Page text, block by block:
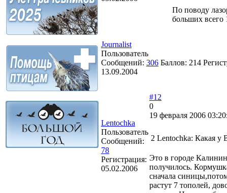
По поводу
больших всего
Journalist
Пользователь
Сообщений: 306 Баллов: 214
13.09.2004
Lentochka
Пользователь
Сообщений:
78
Регистрация:
05.02.2006
#12
0
19 февраля 2006
2 Lentochka: Какая у
Это в городе
получилось.
сначала
растут 7 тополей,